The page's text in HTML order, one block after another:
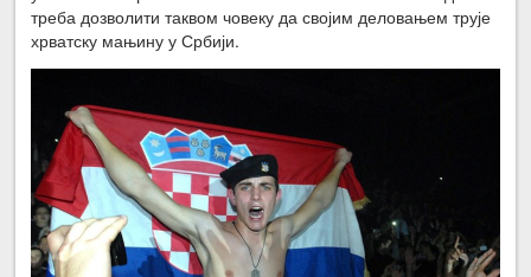
треба дозволити таквом човеку да својим деловањем трује
хрватску мањину у Србији.